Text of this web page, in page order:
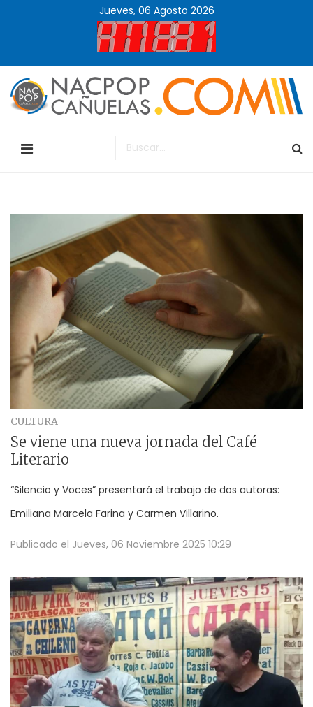
Jueves, 06 Agosto 2026
CULTURA
Se viene una nueva jornada del Café
Literario
“Silencio y Voces” presentará el trabajo de dos autoras:
Emiliana Marcela Farina y Carmen Villarino.
Publicado el Jueves, 06 Noviembre 2025 10:29